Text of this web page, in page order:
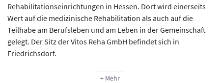
Rehabilitationseinrichtungen in Hessen. Dort wird einerseits
Wert auf die medizinische Rehabilitation als auch auf die
Teilhabe am Berufsleben und am Leben in der Gemeinschaft
gelegt. Der Sitz der Vitos Reha GmbH befindet sich in
Friedrichsdorf.
Erfahren Sie mehr zu den medizinischen Schwerpunkten, den
+ Mehr